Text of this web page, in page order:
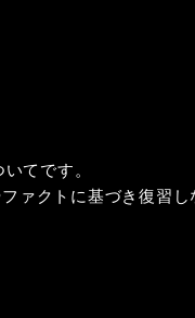
てです。
ァクトに基づき復習